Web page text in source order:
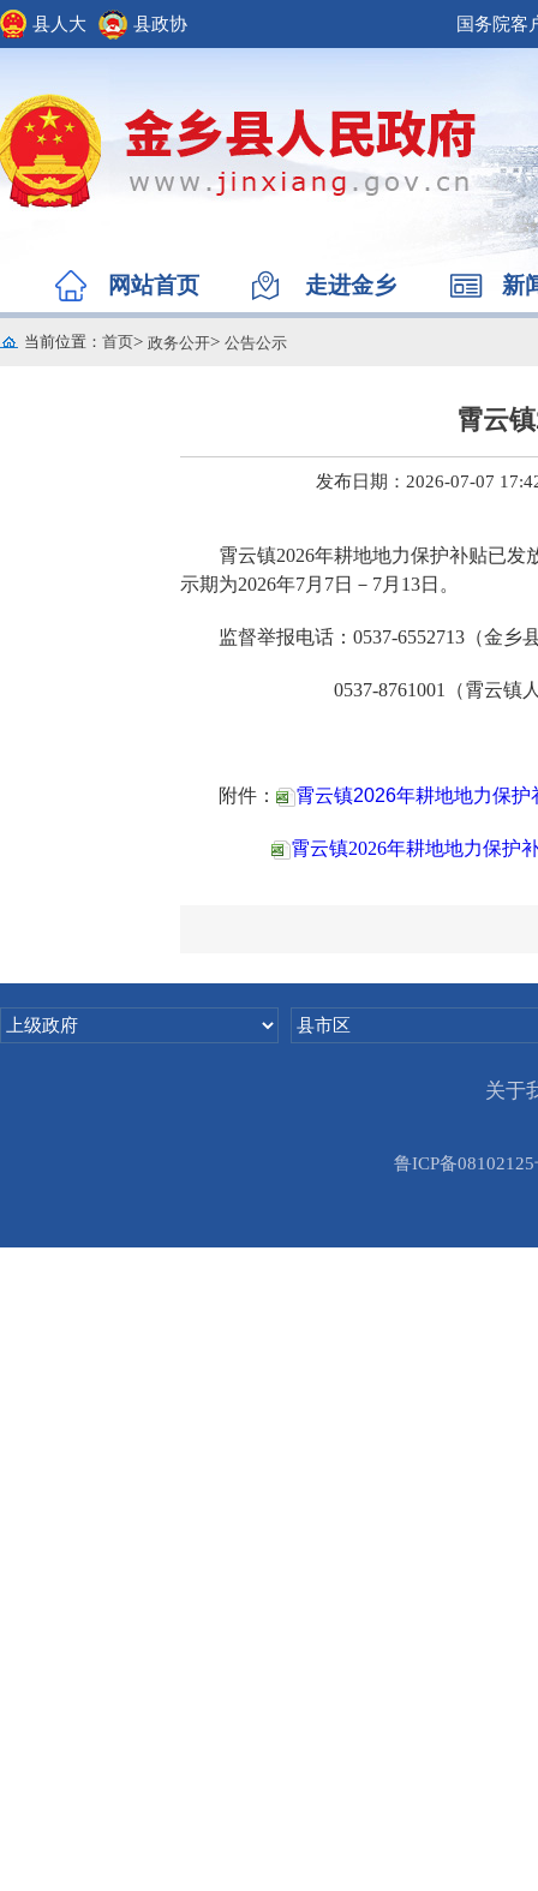
县人大 县政协 国务院客
网站首页 走进金乡 新
当前位置 ： 首页> 政务公开> 公告公示
霄云
发布日期：2026-07-07
霄云镇2026年耕地地力保护补贴已发
示期为2026年7月7日－7月13日。
监督举报电话：0537-6552713（金乡
0537-8761001（霄云镇人
附件： 霄云镇2026年耕地地力保
霄云镇2026年耕地地力保护
关于
鲁ICP备